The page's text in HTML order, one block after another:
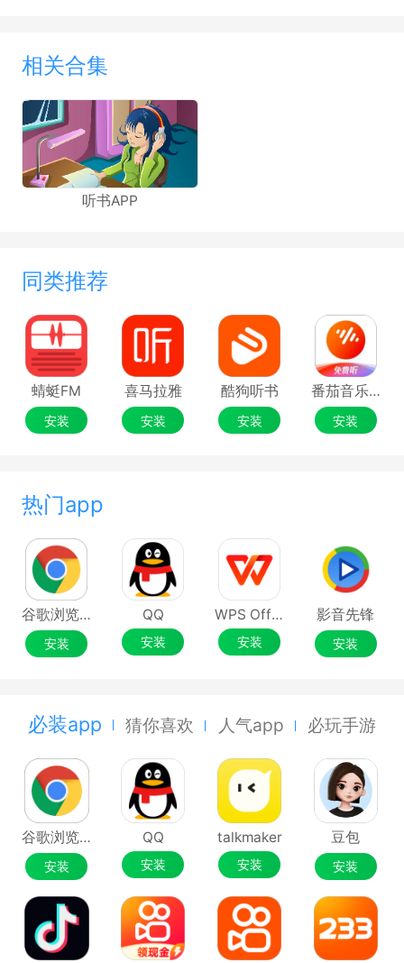
相关合集
听书APP
同类推荐
蜻蜓FM
安装
喜马拉雅
安装
酷狗听书
安装
番茄音乐（原畅听音乐）
安装
热门app
谷歌浏览器Google Chrome
安装
QQ
安装
WPS Office
安装
影音先锋
安装
必装app 猜你喜欢 人气app 必玩手游
谷歌浏览器Google Chrome
安装
QQ
安装
talkmaker
安装
豆包
安装